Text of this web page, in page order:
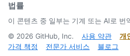
법률
이 콘텐츠 중 일부는 기계 또는 AI로 번
© 2026 GitHub, Inc. 사용 약관 개
가격 책정
전문가 서비스 블로그